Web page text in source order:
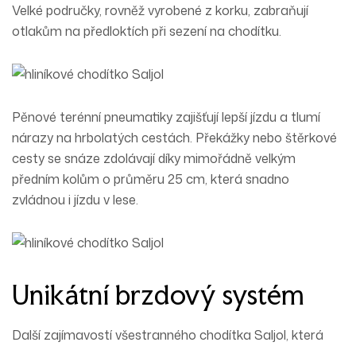
Velké područky, rovněž vyrobené z korku, zabraňují
otlakům na předloktích při sezení na chodítku.
Pěnové terénnípneumatiky zajišťují lepší jízdu a tlumí
nárazy na hrbolatých cestách. Překážky nebo štěrkové
cesty se snáze zdolávají díky mimořádně velkým
předním kolům o průměru 25 cm, která snadno
zvládnou i jízdu v lese.
Unikátní brzdový systém
Další zajímavostí všestranného chodítka Saljol, která